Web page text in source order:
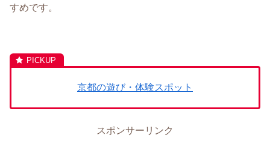
すめです。
京都の遊び・体験スポット
スポンサーリンク